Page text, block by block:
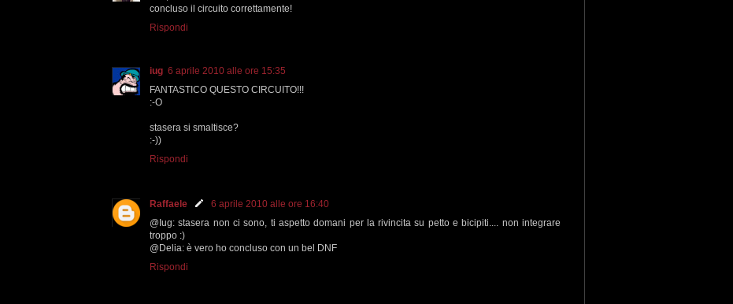
concluso il circuito correttamente!
Rispondi
iug 6 aprile 2010 alle ore 15:35
FANTASTICO QUESTO CIRCUITO!!!
:-O
stasera si smaltisce?
:-))
Rispondi
Raffaele
6 aprile 2010 alle ore 16:40
@Iug: stasera non ci sono, ti aspetto domani per la rivincita su petto e bicipiti.... non integrare
troppo :)
@Delia: è vero ho concluso con un bel DNF
Rispondi